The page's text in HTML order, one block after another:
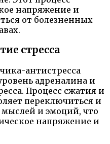
напряжение и
от болезненных
стресса
антистресса
адреналина и
Процесс сжатия и
переключиться и
мыслей и эмоций, что
напряжение и